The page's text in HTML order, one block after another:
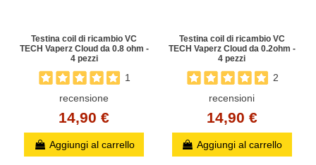
Testina coil di ricambio VC
TECH Vaperz Cloud da 0.8 ohm -
4 pezzi
1
recensione
14,90 €
Aggiungi al carrello
Testina coil di ricambio VC
TECH Vaperz Cloud da 0.2ohm -
4 pezzi
2
recensioni
14,90 €
Aggiungi al carrello